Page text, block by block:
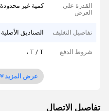
القدرة على
العرض
كمية غير محدودة
تفاصيل التغليف الصناديق الأصلية
شروط الدفع T / T ،
عرض المزيد
تفاصيل الاتصال